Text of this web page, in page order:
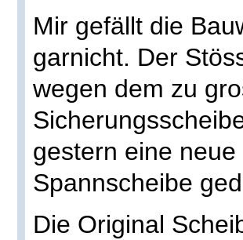
Mir gefällt die
garnicht. Der
wegen dem zu
gestern eine
Spannscheibe
Die Original